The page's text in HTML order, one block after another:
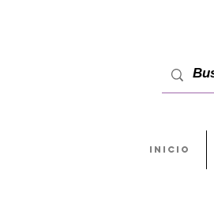
INICIO